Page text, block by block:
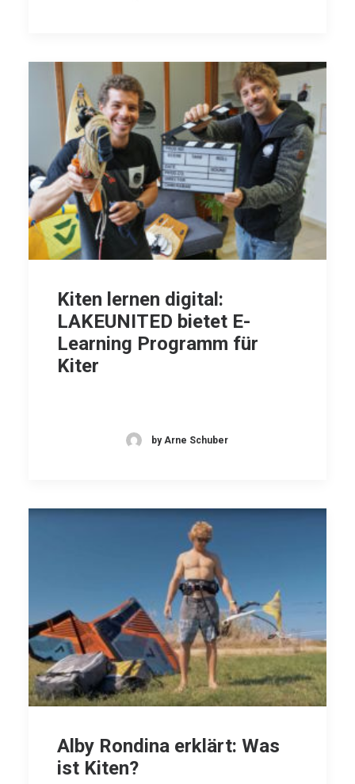
Kiten lernen digital:
LAKEUNITED bietet E-
Learning Programm für
Kiter
by Arne Schuber
Alby Rondina erklärt: Was
ist Kiten?